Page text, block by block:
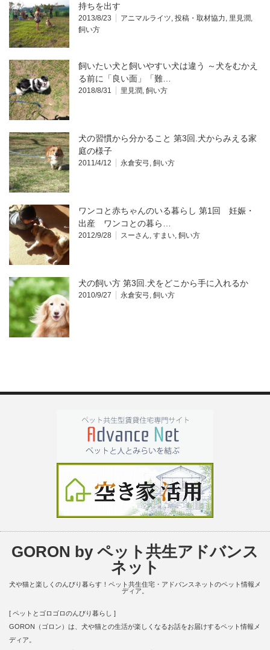
持ちを出す
2013/8/23 アニマルライツ 投稿・取材協力 里見潤
飼い方
飼いたい犬と飼いやすい犬は違う ～犬をむかえ
る前に「良い面」「難…
2018/8/31 里見潤 飼い方
犬の習慣から分かること 第3回.犬からみえる家
庭の様子
2011/4/12 永倉安弓 飼い方
ワンコと赤ちゃんのいる暮らし 第1回 妊娠・
出産 ワンコとの暮ら…
2012/9/28 スーさん すまい 飼い方
犬の飼い方 第3回.犬をどこから手に入れるか
2010/9/27 永倉安弓 飼い方
GORON by ペット共生アドバンス
ネット
犬や猫と楽しくのんびり暮らす！ペット共生住宅・アドバンスネットのペット情報メ
ディア。
[ ペットとゴロゴロのんびり暮らし ]
GORON（ゴロン）は、犬や猫との生活が楽しくなるお話をお届けするペット情報メ
ディア。